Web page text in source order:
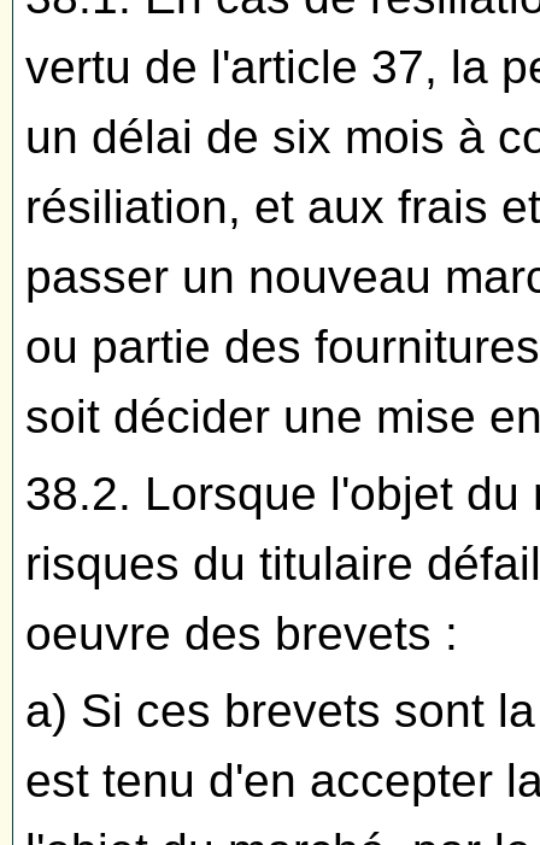
vertu de l'article 37, la
un délai de six mois à
résiliation, et aux frais
passer un nouveau
ou partie des
soit décider une mise
38.2. Lorsque l'objet
risques du titulaire
oeuvre des brevets :
a) Si ces brevets sont
est tenu d'en accepter